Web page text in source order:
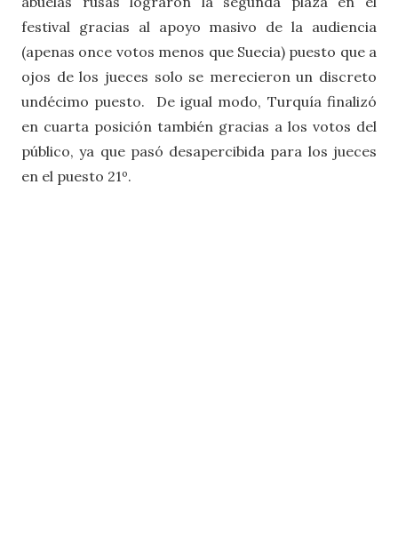
festival gracias al apoyo masivo de la audiencia
(apenas once votos menos que Suecia) puesto que a
ojos de los jueces solo se merecieron un discreto
undécimo puesto. De igual modo, Turquía finalizó
en cuarta posición también gracias a los votos del
público, ya que pasó desapercibida para los jueces
en el puesto 21º.